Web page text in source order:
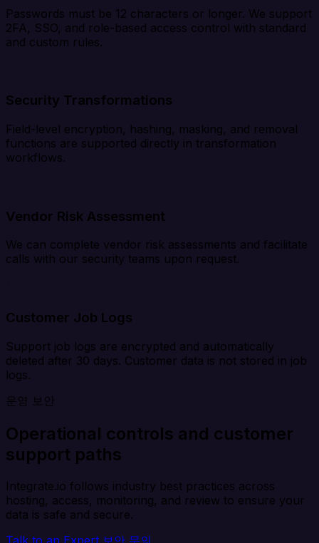
Passwords must be 12 characters or longer. We support
2FA, SSO, and role-based access control with standard
and custom rules.
Security Transformations
Field-level encryption, hashing, masking, and removal
functions are supported directly in transformation
workflows.
Vendor Risk Assessment
We can complete vendor risk assessments and facilitate
calls with our security teams upon request.
Customer Job Logs
Support job logs are encrypted and automatically
deleted after 30 days. Customer data is not stored in job
logs.
운영 보안
Operational controls and customer
support paths
Integrate.io follows industry best practices across
hosting, access, monitoring, and review to ensure your
data is safe and secure.
Talk to an Expert 보안 문의